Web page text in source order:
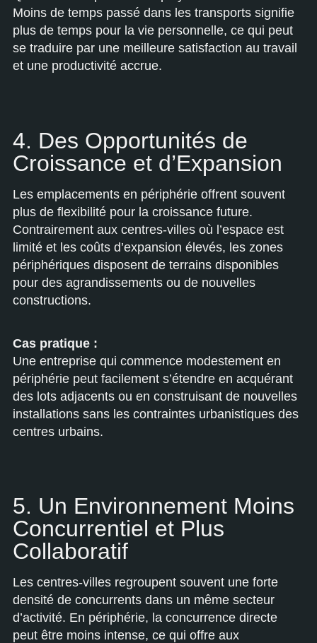
Moins de temps passé dans les transports signifie
plus de temps pour la vie personnelle, ce qui peut
se traduire par une meilleure satisfaction au travail
et une productivité accrue.
4. Des Opportunités de
Croissance et d’Expansion
Les emplacements en périphérie offrent souvent
plus de flexibilité pour la croissance future.
Contrairement aux centres-villes où l’espace est
limité et les coûts d’expansion élevés, les zones
périphériques disposent de terrains disponibles
pour des agrandissements ou de nouvelles
constructions.
Cas pratique :
Une entreprise qui commence modestement en
périphérie peut facilement s’étendre en acquérant
des lots adjacents ou en construisant de nouvelles
installations sans les contraintes urbanistiques des
centres urbains.
5. Un Environnement Moins
Concurrentiel et Plus
Collaboratif
Les centres-villes regroupent souvent une forte
densité de concurrents dans un même secteur
d’activité. En périphérie, la concurrence directe
peut être moins intense, ce qui offre aux